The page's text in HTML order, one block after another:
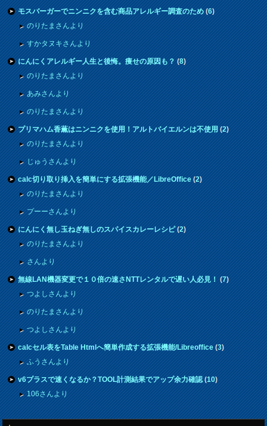
モスバーガーでニンニクを含む商品アレルギー調査のため(6)
のりたまさんより
すかタヌキさんより
にんにくアレルギー人生と後悔。痩せの原因も？(8)
のりたまさんより
あみさんより
のりたまさんより
プリマハム香薫はニンニクを使用！アルトバイエルンは不使用(2)
のりたまさんより
じゅうさんより
calc切り取り挿入を簡単にする拡張機能／LibreOffice(2)
のりたまさんより
プーーさんより
にんにく無し玉ねぎ無しのスパイスカレーレシピ(2)
のりたまさんより
さんより
無線LAN機器変更で１０倍の速さNTTレンタルで遅い人必見！(7)
つよしさんより
のりたまさんより
つよしさんより
calcセル表をTable Htmlへ簡単作成する拡張機能/Libreoffice(3)
ふうさんより
v6プラスで速くなるか？TOOL計測結果でアップ余力確認(10)
106さんより